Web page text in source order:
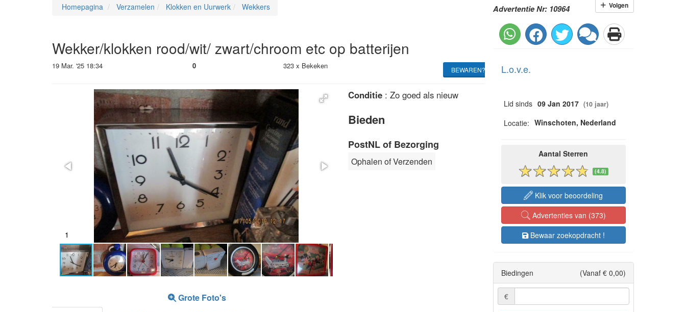
Homepagina Verzamelen Klokken en Uurwerk Wekkers
Wekker/klokken rood/wit/ zwart/chroom etc op batterijen
19 Mar. '25 18:34 0 323 x Bekeken BEWAREN?
2
Grote Foto's
Conditie: Zo goed als nieuw
Bieden
PostNL of Bezorging
Ophalen of Verzenden
Advertentie Nr: 10964 Volgen
L.o.v.e.
Lid sinds 09 Jan 2017 (10 jaar)
Locatie: Winschoten, Nederland
Aantal Sterren
(4.8)
Klik voor beoordeling
Advertenties van (373)
Bewaar zoekopdracht !
Biedingen (Vanaf € 0,00)
€